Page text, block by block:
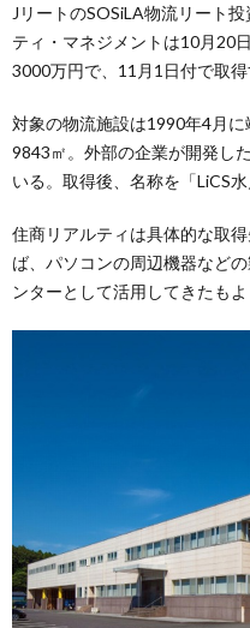
JリートのSOSiLA物流リート
ティ・マネジメントは10月20
3000万円で、11月1日付で取得
対象の物流施設は1990年4月
9843㎡。外部の企業が開発し
いる。取得後、名称を「LiCS
住商リアルティは具体的な取
ば、パソコンの周辺機器など
ンターとして活用してきたもよ